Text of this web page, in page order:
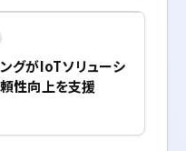
グがIoTソリューシ
性向上を支援